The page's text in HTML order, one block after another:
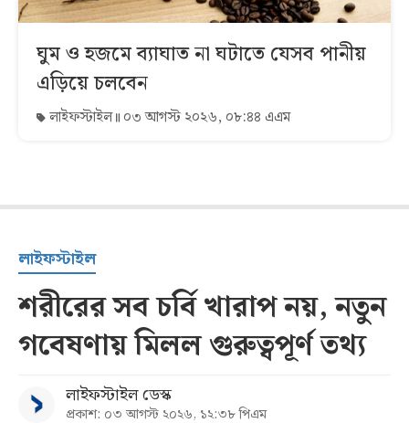
ঘুম ও হজমে ব্যাঘাত না ঘটাতে যেসব পানীয়
এড়িয়ে চলবেন
লাইফস্টাইল ০৩ আগস্ট ২০২৬, ০৮:৪৪ এএম
লাইফস্টাইল
শরীরের সব চর্বি খারাপ নয়, নতুন
গবেষণায় মিলল গুরুত্বপূর্ণ তথ্য
লাইফস্টাইল ডেস্ক
প্রকাশ: ০৩ আগস্ট ২০২৬, ১২:৩৮ পিএম